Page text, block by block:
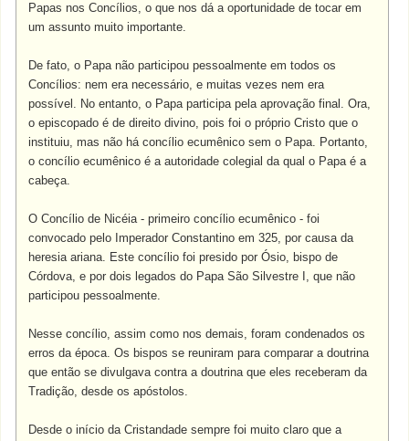
Papas nos Concílios, o que nos dá a oportunidade de tocar em
um assunto muito importante.
De fato, o Papa não participou pessoalmente em todos os
Concílios: nem era necessário, e muitas vezes nem era
possível. No entanto, o Papa participa pela aprovação final. Ora,
o episcopado é de direito divino, pois foi o próprio Cristo que o
instituiu, mas não há concílio ecumênico sem o Papa. Portanto,
o concílio ecumênico é a autoridade colegial da qual o Papa é a
cabeça.
O Concílio de Nicéia - primeiro concílio ecumênico - foi
convocado pelo Imperador Constantino em 325, por causa da
heresia ariana. Este concílio foi presido por Ósio, bispo de
Córdova, e por dois legados do Papa São Silvestre I, que não
participou pessoalmente.
Nesse concílio, assim como nos demais, foram condenados os
erros da época. Os bispos se reuniram para comparar a doutrina
que então se divulgava contra a doutrina que eles receberam da
Tradição, desde os apóstolos.
Desde o início da Cristandade sempre foi muito claro que a